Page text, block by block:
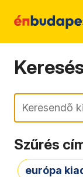
Keresés
Szűrés
európa